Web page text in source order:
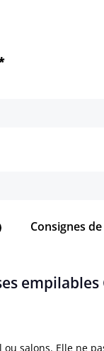
Consignes
empilables
salons. Elle ne